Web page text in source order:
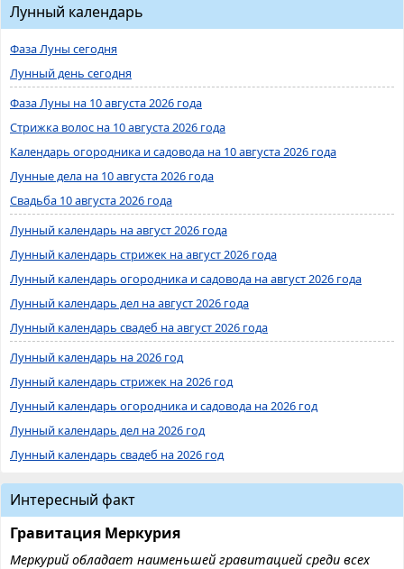
Лунный календарь
Фаза Луны сегодня
Лунный день сегодня
Фаза Луны на 10 августа 2026 года
Стрижка волос на 10 августа 2026 года
Календарь огородника и садовода на 10 августа 2026 года
Лунные дела на 10 августа 2026 года
Свадьба 10 августа 2026 года
Лунный календарь на август 2026 года
Лунный календарь стрижек на август 2026 года
Лунный календарь огородника и садовода на август 2026 года
Лунный календарь дел на август 2026 года
Лунный календарь свадеб на август 2026 года
Лунный календарь на 2026 год
Лунный календарь стрижек на 2026 год
Лунный календарь огородника и садовода на 2026 год
Лунный календарь дел на 2026 год
Лунный календарь свадеб на 2026 год
Интересный факт
Гравитация Меркурия
Меркурий обладает наименьшей гравитацией среди всех